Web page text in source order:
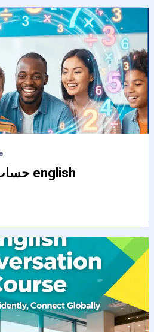
حساب ذهني للأطفال english